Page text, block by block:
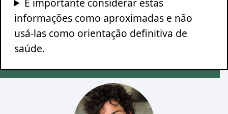
informações como aproximadas e não
usá-las como orientação definitiva de
saúde.